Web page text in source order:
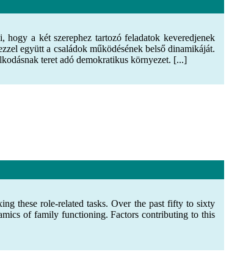
a két szerephez tartozó feladatok keveredjenek
együtt a családok működésének belső dinamikáját.
teret adó demokratikus környezet. [...]
these role-related tasks. Over the past fifty to sixty
of family functioning. Factors contributing to this